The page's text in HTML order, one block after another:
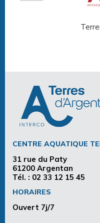
CENTRE AQUATIQUE
31 rue du Paty
61200 Argentan
Tél. : 02 33 12 15 45
HORAIRES
Ouvert 7j/7